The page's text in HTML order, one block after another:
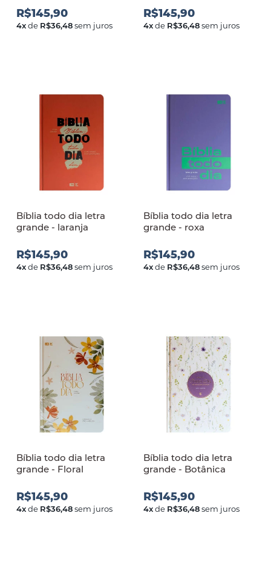
R$145,90
4xde R$36,48sem juros
R$145,90
4xde R$36,48sem juros
Bíblia todo dia letra
grande - laranja
R$145,90
4xde R$36,48sem juros
Bíblia todo dia letra
grande - roxa
R$145,90
4xde R$36,48sem juros
Bíblia todo dia letra
grande - Floral
R$145,90
4xde R$36,48sem juros
Bíblia todo dia letra
grande - Botânica
R$145,90
4xde R$36,48sem juros